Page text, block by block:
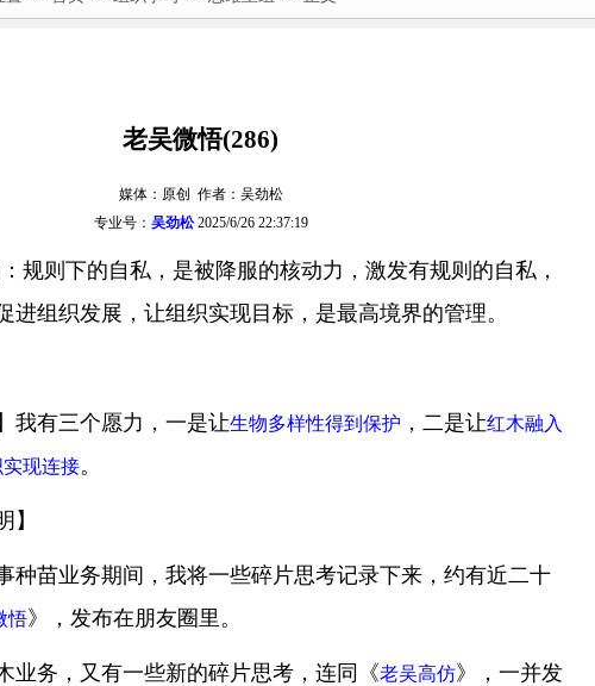
老吴微悟(286)
媒体：原创 作者：吴劲松
专业号： 吴劲松2025/6/26 22:37:19
规则下的自私，是被降服的核动力，激发有规则的自私，
进组织发展，让组织实现目标，是最高境界的管理。
我有三个愿力，一是让生物多样性得到保护 ，二是让红木融入
现连接。
】
种苗业务期间，我将一些碎片思考记录下来，约有近二十
悟》，发布在朋友圈里。
业务，又有一些新的碎片思考，连同《老吴高仿》，一并发